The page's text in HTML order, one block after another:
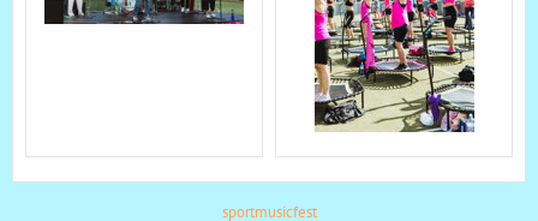
sportmusicfest